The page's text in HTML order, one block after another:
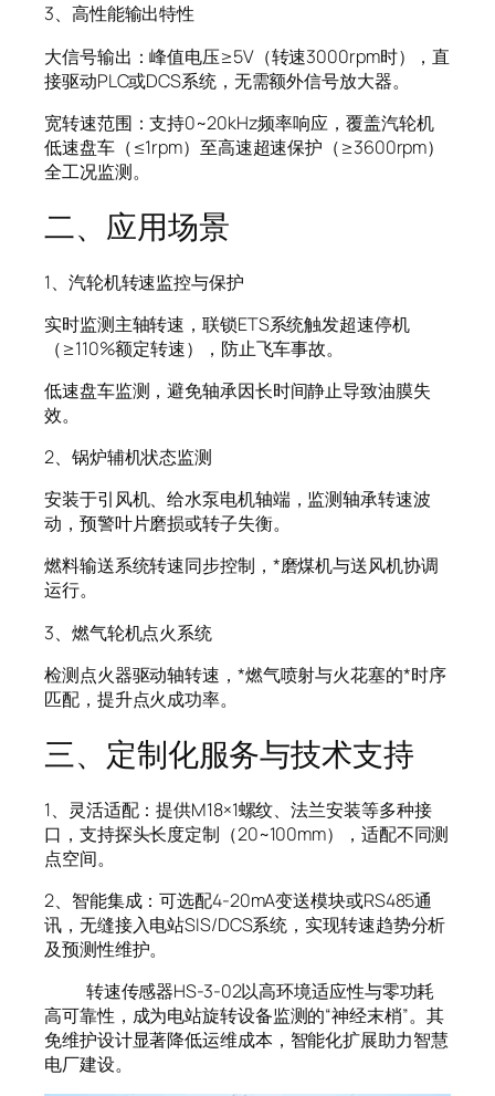
3、高性能输出特性
大信号输出：峰值电压≥5V（转速3000rpm时），直
接驱动PLC或DCS系统，无需额外信号放大器。
宽转速范围：支持0~20kHz频率响应，覆盖汽轮机
低速盘车（≤1rpm）至高速超速保护（≥3600rpm）
全工况监测。
二、应用场景
1、汽轮机转速监控与保护
实时监测主轴转速，联锁ETS系统触发超速停机
（≥110%额定转速），防止飞车事故。
低速盘车监测，避免轴承因长时间静止导致油膜失
效。
2、锅炉辅机状态监测
安装于引风机、给水泵电机轴端，监测轴承转速波
动，预警叶片磨损或转子失衡。
燃料输送系统转速同步控制，*磨煤机与送风机协调
运行。
3、燃气轮机点火系统
检测点火器驱动轴转速，*燃气喷射与火花塞的*时序
匹配，提升点火成功率。
三、定制化服务与技术支持
1、灵活适配：提供M18×1螺纹、法兰安装等多种接
口，支持探头长度定制（20~100mm），适配不同测
点空间。
2、智能集成：可选配4-20mA变送模块或RS485通
讯，无缝接入电站SIS/DCS系统，实现转速趋势分析
及预测性维护。
转速传感器HS-3-02以高环境适应性与零功耗
高可靠性，成为电站旋转设备监测的“神经末梢”。其
免维护设计显著降低运维成本，智能化扩展助力智慧
电厂建设。